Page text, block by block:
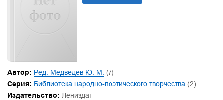
Автор: Ред. Медведев Ю. М. (7)
Серия: Библиотека народно-поэтического творчества (2)
Издательство: Лениздат